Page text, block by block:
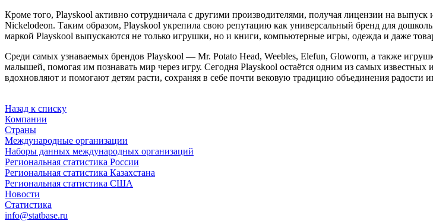
Кроме того, Playskool активно сотрудничала с другими производителями, получая лицензии на
Nickelodeon. Таким образом, Playskool укрепила свою репутацию как универсальный бренд для
маркой Playskool выпускаются не только игрушки, но и книги, компьютерные игры, одежда и даже
Среди самых узнаваемых брендов Playskool — Mr. Potato Head, Weebles, Elefun, Gloworm, а также
малышей, помогая им познавать мир через игру. Сегодня Playskool остаётся одним из самых
вдохновляют и помогают детям расти, сохраняя в себе почти вековую традицию объединения радости
Назад к списку
Компании
Страны
Международные организации
Наборы данных международных организаций
Региональная статистика России
Региональная статистика Казахстана
Региональная статистика США
Новости
Статистика
info@statbase.ru